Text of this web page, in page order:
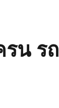
น ร